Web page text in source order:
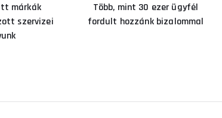
márkák
szervizei
Több, mint 30 ezer ügyfél
fordult hozzánk bizalommal